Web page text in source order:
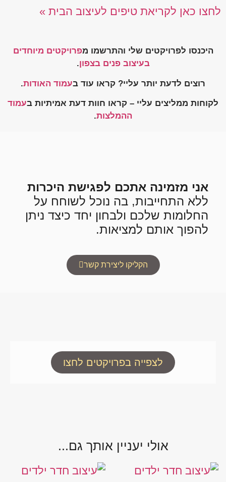
לחצו כאן לקריאת טיפים לעיצוב הבית »
היכנסו לפרויקטים שלי והתרשמו מפרויקטים מיוחדים
בעיצוב פנים בצפון.
רוצים לדעת יותר עליי? קראו עוד בעמוד האודות.
לקוחות ממליצים עליי – קראו חוות דעת אמיתיות בעמוד
ההמלצות.
אני מזמינה אתכם לפגישת היכרות
ללא התחייבות, בה נוכל לשוחח על
החלומות שלכם ולבחון יחד כיצד ניתן
להפוך אותם למציאות.
הקליקו ליצירת קשר
לצפייה בפרויקטים לחצו
אולי יעניין אותך גם...